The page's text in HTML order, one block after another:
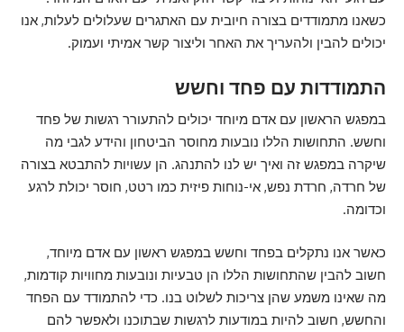
כשאנו מתמודדים בצורה חיובית עם האתגרים שעלולים לעלות, אנו
יכולים להבין ולהעריך את האחר וליצור קשר אמיתי ועמוק.
התמודדות עם פחד וחשש
במפגש הראשון עם אדם מיוחד יכולים להתעורר רגשות של פחד
וחשש. התחושות הללו נובעות מחוסר הביטחון והידע לגבי מה
שיקרה במפגש זה ואיך יש לנו להתנהג. הן עשויות להתבטא בצורה
של חרדה, חרדת נפש, אי-נוחות פיזית כמו רטט, חוסר יכולת לרגע
וכדומה.
כאשר אנו נתקלים בפחד וחשש במפגש ראשון עם אדם מיוחד,
חשוב להבין שהתחושות הללו הן טבעיות ונובעות מחוויות קודמות,
מה שאינו משמע שהן צריכות לשלוט בנו. כדי להתמודד עם הפחד
והחשש, חשוב להיות במודעות לרגשות שבתוכנו ולאפשר להם